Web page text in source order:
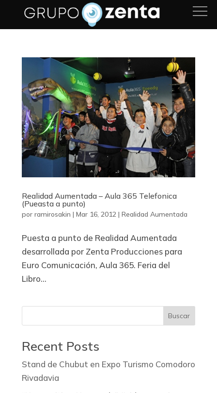
Realidad Aumentada – Aula 365 Telefonica
(Pueasta a punto)
por ramirosakin | Mar 16, 2012| Realidad Aumentada
Puesta a punto de Realidad Aumentada
desarrollada por Zenta Producciones para
Euro Comunicación, Aula 365. Feria del
Libro...
Buscar
Recent Posts
Stand de Chubut en Expo Turismo Comodoro
Rivadavia